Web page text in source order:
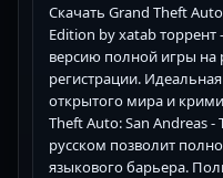
Скачать Grand Theft
Edition by xatab
версию полной игры на
регистрации.
открытого мира и
Theft Auto: San Andreas
русском позволит
языкового барьера.